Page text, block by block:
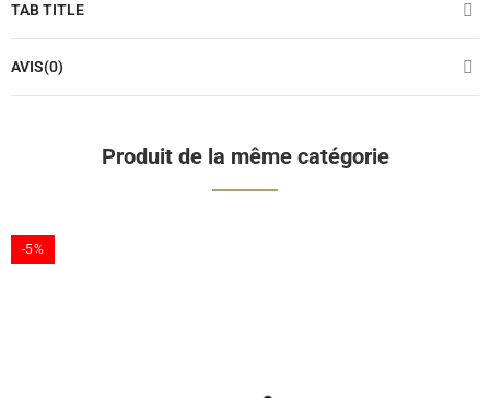
TAB TITLE
AVIS(0)
Produit de la même catégorie
-5%